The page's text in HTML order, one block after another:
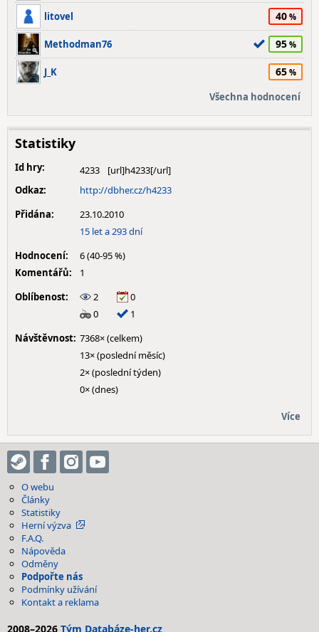
litovel 40
Methodman76 95
J_K 65
Všechna hodnocení
Statistiky
Id hry:
4233
Odkaz:
http://dbher.cz/h4233
Přidána:
23.10.2010
15 let a 293 dní
Hodnocení:
6 (40-95 %)
Komentářů:
1
Oblíbenost:
2
0
0
1
Návštěvnost: 7368× (celkem)
13× (poslední měsíc)
2× (poslední týden)
0× (dnes)
Více
O webu
Články
Statistiky
Herní výzva
F.A.Q.
Nápověda
Odměny
Podpořte nás
Podmínky užívání
Kontakt a reklama
2008–2026 Tým Databáze-her.cz